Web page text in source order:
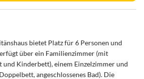
bietet Platz für 6 Personen und
über ein Familienzimmer (mit
und Kinderbett), einem Einzelzimmer und
angeschlossenes Bad). Die